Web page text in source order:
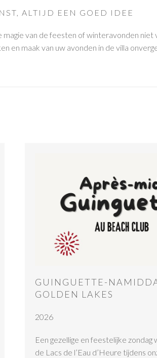
ALTIJD EEN GOED IDEE
magie van de feesten of winteravonden niet
en maak van uw avonden in de villa
GUINGUETTE-
GOLDEN LAKES
2026
Een gezellige en feestelijke zondag
de Lacs de l’Eau d’Heure tijdens